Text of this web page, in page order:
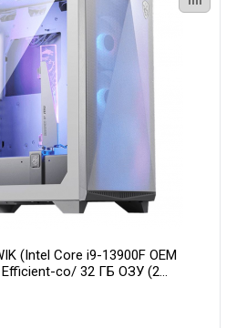
(Intel Core i9-13900F OEM
Efficient-co/ 32 ГБ ОЗУ (2
AERO OC 16GB GDDR7